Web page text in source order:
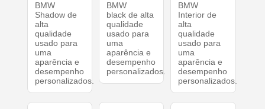
BMW
Shadow de
alta
qualidade
usado para
uma
aparência e
desempenho
personalizados.
BMW
black de alta
qualidade
usado para
uma
aparência e
desempenho
personalizados.
BMW
Interior de
alta
qualidade
usado para
uma
aparência e
desempenho
personalizados.